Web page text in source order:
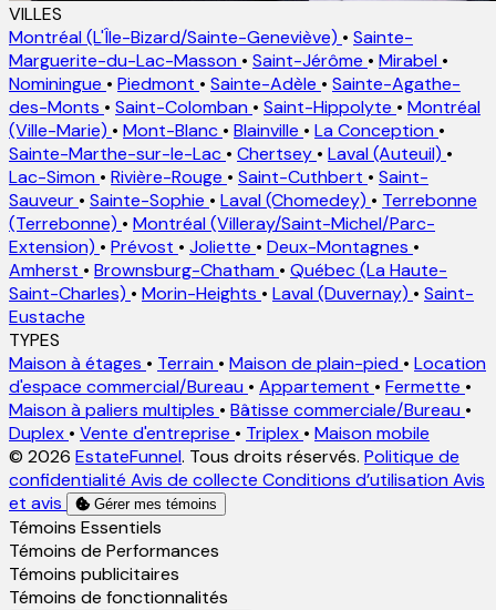
VILLES
Montréal (L'Île-Bizard/Sainte-Geneviève) • Sainte-
Marguerite-du-Lac-Masson • Saint-Jérôme • Mirabel •
Nominingue • Piedmont • Sainte-Adèle • Sainte-Agathe-
des-Monts • Saint-Colomban • Saint-Hippolyte • Montréal
(Ville-Marie) • Mont-Blanc • Blainville • La Conception •
Sainte-Marthe-sur-le-Lac • Chertsey • Laval (Auteuil) •
Lac-Simon • Rivière-Rouge • Saint-Cuthbert • Saint-
Sauveur • Sainte-Sophie • Laval (Chomedey) • Terrebonne
(Terrebonne) • Montréal (Villeray/Saint-Michel/Parc-
Extension) • Prévost • Joliette • Deux-Montagnes •
Amherst • Brownsburg-Chatham • Québec (La Haute-
Saint-Charles) • Morin-Heights • Laval (Duvernay) • Saint-
Eustache
TYPES
Maison à étages • Terrain • Maison de plain-pied • Location
d'espace commercial/Bureau • Appartement • Fermette •
Maison à paliers multiples • Bâtisse commerciale/Bureau •
Duplex • Vente d'entreprise • Triplex • Maison mobile
© 2026 EstateFunnel. Tous droits réservés. Politique de
confidentialité Avis de collecte Conditions d’utilisation Avis
et avis
Gérer mes témoins
Activer
Témoins Essentiels
Activer
Témoins de Performances
Activer
Témoins publicitaires
Activer
Témoins de fonctionnalités